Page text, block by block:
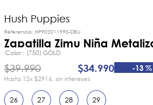
Hush Puppies
Referencia: HP902011995-DBU
Zapatilla Zimu Niña
Color (750) GOLD
$39.990 $34.990 -13 %
12x$2916 sin intereses
26 27 28 29